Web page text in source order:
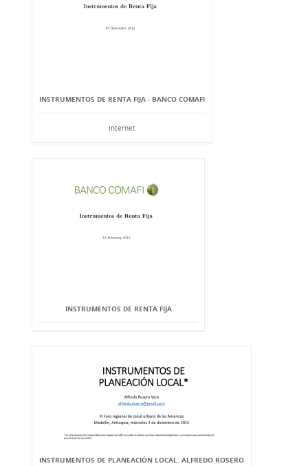
INSTRUMENTOS DE RENTA FIJA - BANCO COMAFI
Internet
INSTRUMENTOS DE RENTA FIJA
INSTRUMENTOS DE PLANEACIÓN LOCAL. ALFREDO ROSERO